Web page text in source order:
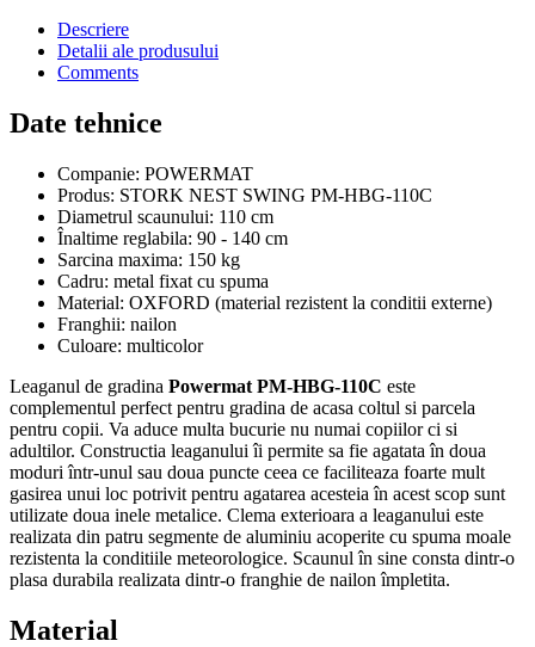
Descriere
Detalii ale produsului
Comments
Date tehnice
Companie: POWERMAT
Produs: STORK NEST SWING PM-HBG-110C
Diametrul scaunului: 110 cm
Înaltime reglabila: 90 - 140 cm
Sarcina maxima: 150 kg
Cadru: metal fixat cu spuma
Material: OXFORD (material rezistent la conditii externe)
Franghii: nailon
Culoare: multicolor
Leaganul de gradina Powermat PM-HBG-110C este
complementul perfect pentru gradina de acasa coltul si parcela
pentru copii. Va aduce multa bucurie nu numai copiilor ci si
adultilor. Constructia leaganului îi permite sa fie agatata în doua
moduri într-unul sau doua puncte ceea ce faciliteaza foarte mult
gasirea unui loc potrivit pentru agatarea acesteia în acest scop sunt
utilizate doua inele metalice. Clema exterioara a leaganului este
realizata din patru segmente de aluminiu acoperite cu spuma moale
rezistenta la conditiile meteorologice. Scaunul în sine consta dintr-o
plasa durabila realizata dintr-o franghie de nailon împletita.
Material